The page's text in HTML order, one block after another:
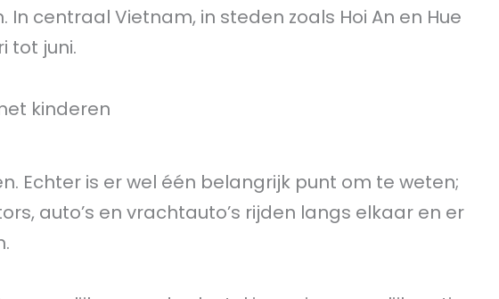
centraal Vietnam, in steden zoals Hoi An en Hue
tot juni.
kinderen
Echter is er wel één belangrijk punt om te weten;
auto’s en vrachtauto’s rijden langs elkaar en er